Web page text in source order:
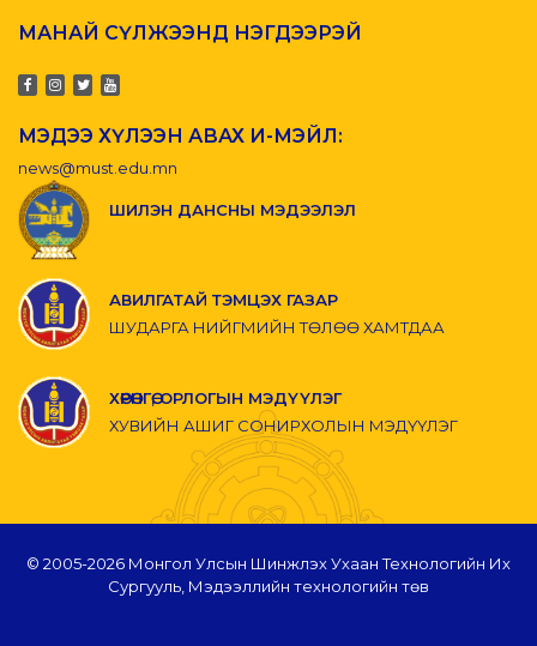
МАНАЙ СҮЛЖЭЭНД НЭГДЭЭРЭЙ
МЭДЭЭ ХҮЛЭЭН АВАХ И-МЭЙЛ:
news@must.edu.mn
ШИЛЭН ДАНСНЫ МЭДЭЭЛЭЛ
АВИЛГАТАЙ ТЭМЦЭХ ГАЗАР
ШУДАРГА НИЙГМИЙН ТӨЛӨӨ ХАМТДАА
ХӨРӨНГӨ, ОРЛОГЫН МЭДҮҮЛЭГ
ХУВИЙН АШИГ СОНИРХОЛЫН МЭДҮҮЛЭГ
© 2005-2026 Монгол Улсын Шинжлэх Ухаан Технологийн Их
Сургууль, Мэдээллийн технологийн төв